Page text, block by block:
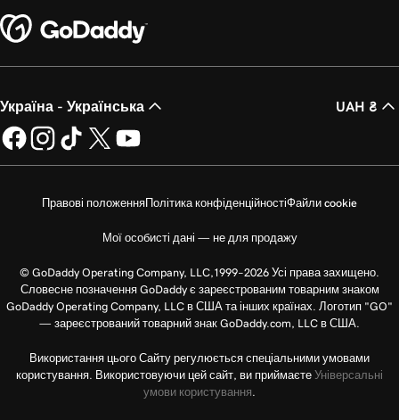
Україна - Українська UAH ₴
Правові положенняПолітика конфіденційностіФайли cookie
Мої особисті дані — не для продажу
© GoDaddy Operating Company, LLC,1999–2026 Усі права захищено.
Словесне позначення GoDaddy є зареєстрованим товарним знаком
GoDaddy Operating Company, LLC в США та інших країнах. Логотип "GO"
— зареєстрований товарний знак GoDaddy.com, LLC в США.
Використання цього Сайту регулюється спеціальними умовами
користування. Використовуючи цей сайт, ви приймаєте Універсальні
умови користування.